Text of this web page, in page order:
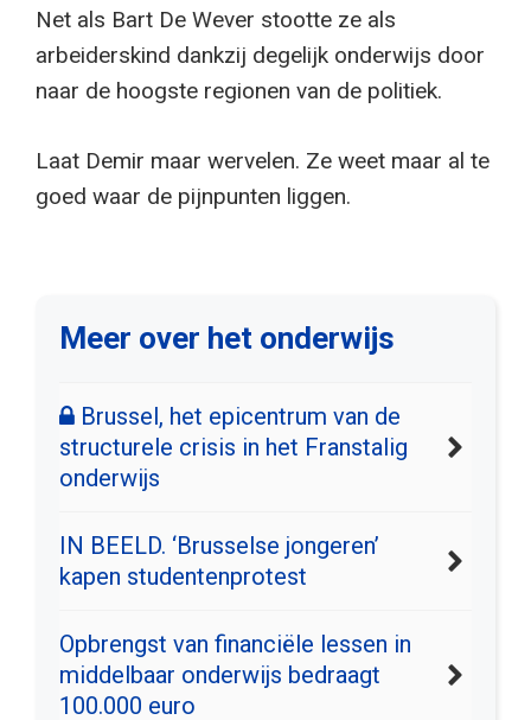
Net als Bart De Wever stootte ze als
arbeiderskind dankzij degelijk onderwijs door
naar de hoogste regionen van de politiek.
Laat Demir maar wervelen. Ze weet maar al te
goed waar de pijnpunten liggen.
Meer over het onderwijs
Brussel, het epicentrum van de
structurele crisis in het Franstalig
onderwijs
IN BEELD. ‘Brusselse jongeren’
kapen studentenprotest
Opbrengst van financiële lessen in
middelbaar onderwijs bedraagt
100.000 euro